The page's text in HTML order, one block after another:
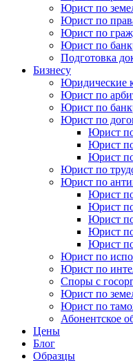
Юрист по
Юрист по
Юрист по
Юрист по
Подготовка
Бизнесу
Юридические
Юрист по
Юрист по
Юрист по
Юрист
Юрист
Юрист
Юрист по
Юрист по
Юрист
Юрист
Юрист
Юрист
Юрист
Юрист по
Юрист по
Споры с
Юрист по
Юрист по
Абонентское
Цены
Блог
Образцы